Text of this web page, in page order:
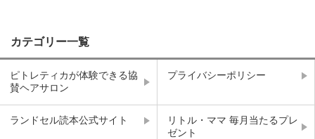
カテゴリー一覧
ピトレティカが体験できる協
賛ヘアサロン
プライバシーポリシー
ランドセル読本公式サイト
リトル・ママ 毎月当たるプレ
ゼント